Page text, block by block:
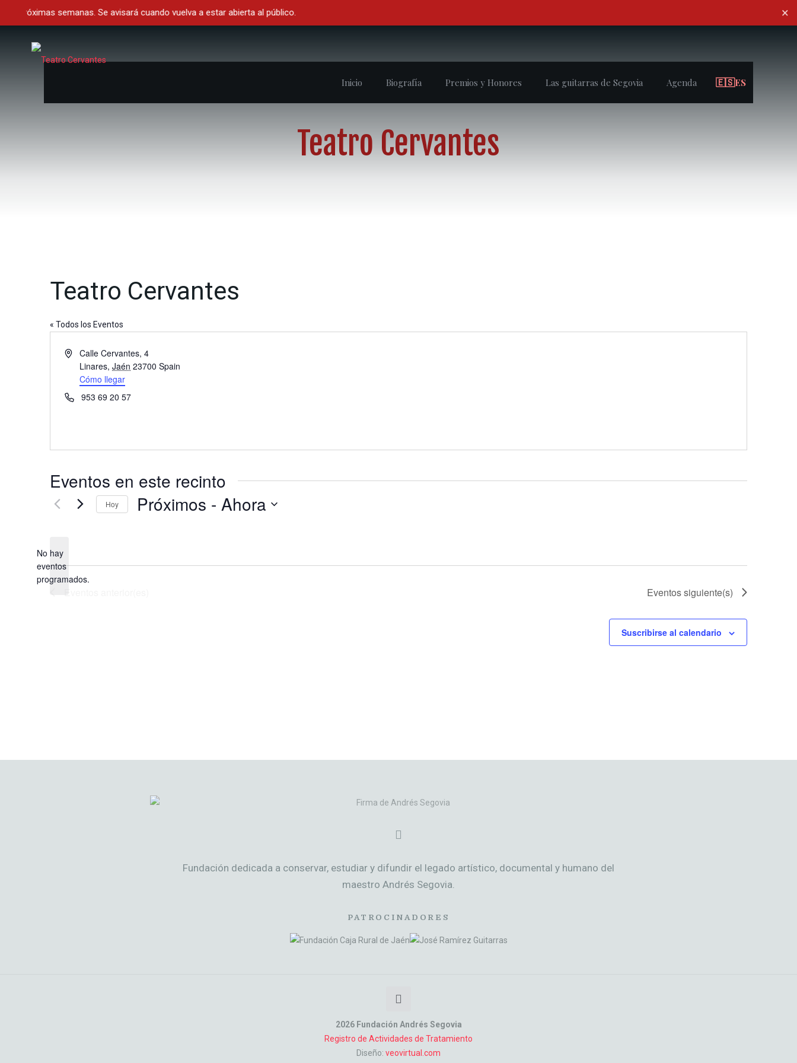
próximas semanas. Se avisará cuando vuelva a estar abierta al público. ×
Inicio Biografía Premios y Honores Las guitarras de Segovia Agenda 🇪🇸ES
Teatro Cervantes
Teatro Cervantes
« Todos los Eventos
Dirección
Calle Cervantes, 4
Linares, Jaén 23700 Spain
Cómo llegar
Teléfono953 69 20 57
Eventos en este recinto
Aviso
No hay
eventos
programados.
Hoy Próximos - Ahora
Eventos Eventossiguiente(s)
Suscribirse al calendario
Fundación dedicada a conservar, estudiar y difundir el legado artístico, documental y humano del
maestro Andrés Segovia.
PATROCINADORES
2026 Fundación Andrés Segovia
Registro de Actividades de Tratamiento
Diseño: veovirtual.com